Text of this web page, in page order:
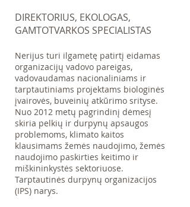
DIREKTORIUS, EKOLOGAS,
GAMTOTVARKOS SPECIALISTAS
Nerijus turi ilgametę patirtį eidamas
organizacijų vadovo pareigas,
vadovaudamas nacionaliniams ir
tarptautiniams projektams biologinės
įvairovės, buveinių atkūrimo srityse.
Nuo 2012 metų pagrindinį dėmesį
skiria pelkių ir durpynų apsaugos
problemoms, klimato kaitos
klausimams žemės naudojimo, žemės
naudojimo paskirties keitimo ir
miškininkystės sektoriuose.
Tarptautinės durpynų organizacijos
(IPS) narys.